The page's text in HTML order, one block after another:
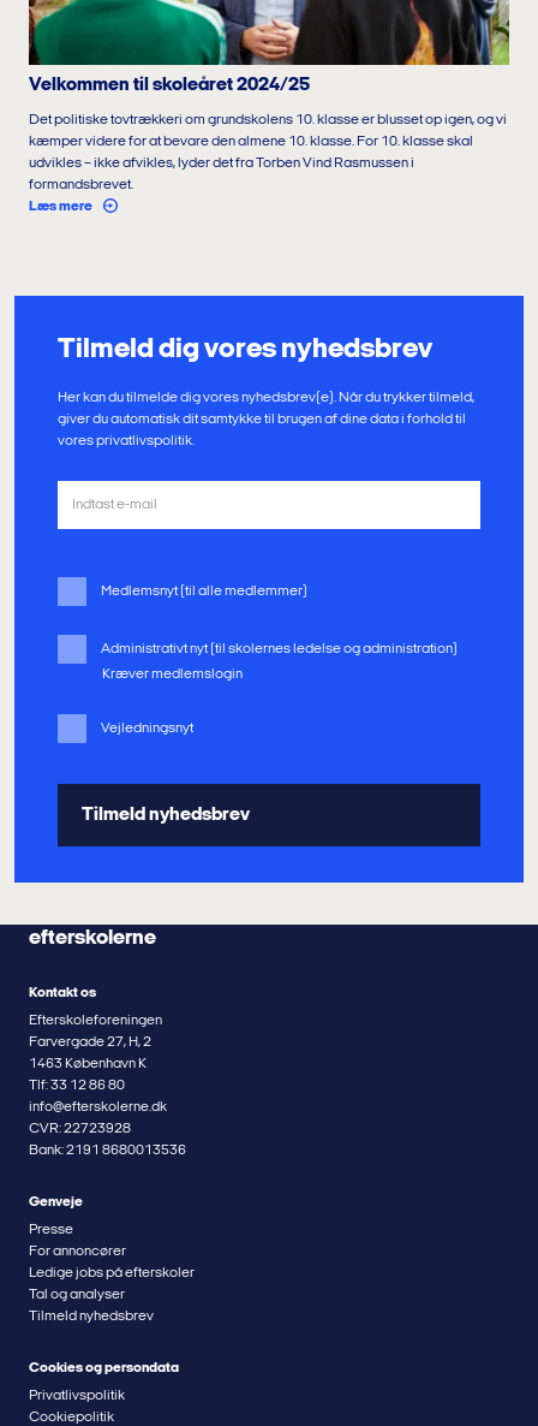
Velkommen til skoleåret 2024/25
Det politiske tovtrækkeri om grundskolens 10. klasse er blusset op igen, og vi
kæmper videre for at bevare den almene 10. klasse. For 10. klasse skal
udvikles – ikke afvikles, lyder det fra Torben Vind Rasmussen i
formandsbrevet.
Læs mere
Tilmeld dig vores nyhedsbrev
Her kan du tilmelde dig vores nyhedsbrev(e). Når du trykker tilmeld,
giver du automatisk dit samtykke til brugen af dine data i forhold til
vores privatlivspolitik.
Medlemsnyt (til alle medlemmer)
Administrativt nyt (til skolernes ledelse og administration)
Kræver medlemslogin
Vejledningsnyt
efterskolerne
Kontakt os
Efterskoleforeningen
Farvergade 27, H, 2
1463 København K
Tlf: 33 12 86 80
info@efterskolerne.dk
CVR: 22723928
Bank: 2191 8680013536
Genveje
Presse
For annoncører
Ledige jobs på efterskoler
Tal og analyser
Tilmeld nyhedsbrev
Cookies og persondata
Privatlivspolitik
Cookiepolitik